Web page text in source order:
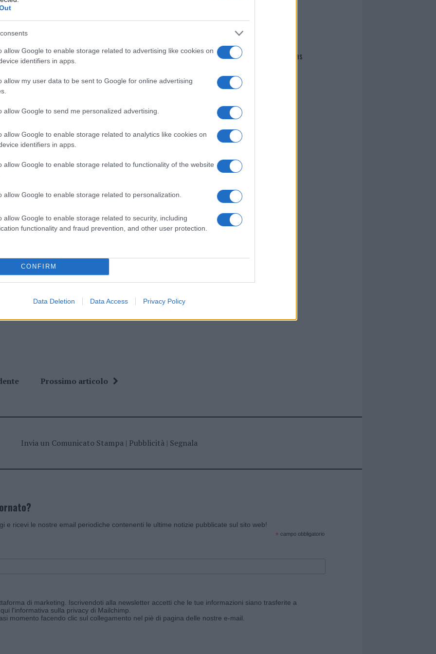
allow Google to enable storage related to advertising like cookies on
identifiers in apps.
allow my user data to be sent to Google for online advertising
allow Google to send me personalized advertising.
allow Google to enable storage related to analytics like cookies on
identifiers in apps.
allow Google to enable storage related to functionality of the website
allow Google to enable storage related to personalization.
allow Google to enable storage related to security, including
functionality and fraud prevention, and other user protection.
CONFIRM
Data Deletion Data Access Privacy Policy
cliccando
nella sezione
dal menù del sito o
i tuoi video e le tue foto
+39 345 356 7512
di GalluraOggi.it
news da
Prossimo articolo
Giovannimaria Cabras
Invia un Comunicato Stampa| Pubblicità| Segnala
e ricevi le nostre email periodiche contenenti le ultime notizie pubblicate sul sito web!
* campo obbligatorio
di marketing. Iscrivendoti alla newsletter accetti che le tue informazioni siano trasferite a
l'informativa sulla privacy di Mailchimp
momento facendo clic sul collegamento nel piè di pagina delle nostre e-mail.